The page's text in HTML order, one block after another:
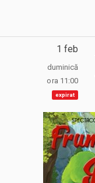
1 feb
duminică
ora 11:00
expirat